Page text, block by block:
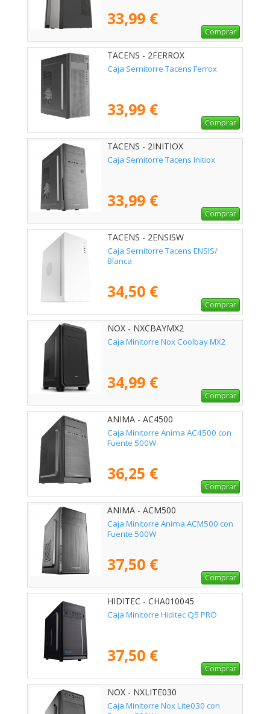
33,99 €
Comprar
TACENS - 2FERROX
Caja Semitorre Tacens Ferrox
33,99 €
Comprar
TACENS - 2INITIOX
Caja Semitorre Tacens Initiox
33,99 €
Comprar
TACENS - 2ENSISW
Caja Semitorre Tacens ENSIS/
Blanca
34,50 €
Comprar
NOX - NXCBAYMX2
Caja Minitorre Nox Coolbay MX2
34,99 €
Comprar
ANIMA - AC4500
Caja Minitorre Anima AC4500 con
Fuente 500W
36,25 €
Comprar
ANIMA - ACM500
Caja Minitorre Anima ACM500 con
Fuente 500W
37,50 €
Comprar
HIDITEC - CHA010045
Caja Minitorre Hiditec Q5 PRO
37,50 €
Comprar
NOX - NXLITE030
Caja Minitorre Nox Lite030 con